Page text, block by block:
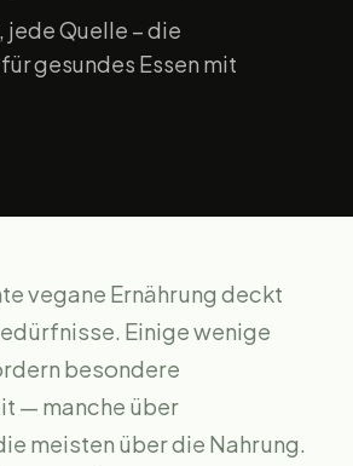
jede Quelle – die
gesundes Essen mit
vegane Ernährung deckt
Einige wenige
besondere
— manche über
meisten über die Nahrung.